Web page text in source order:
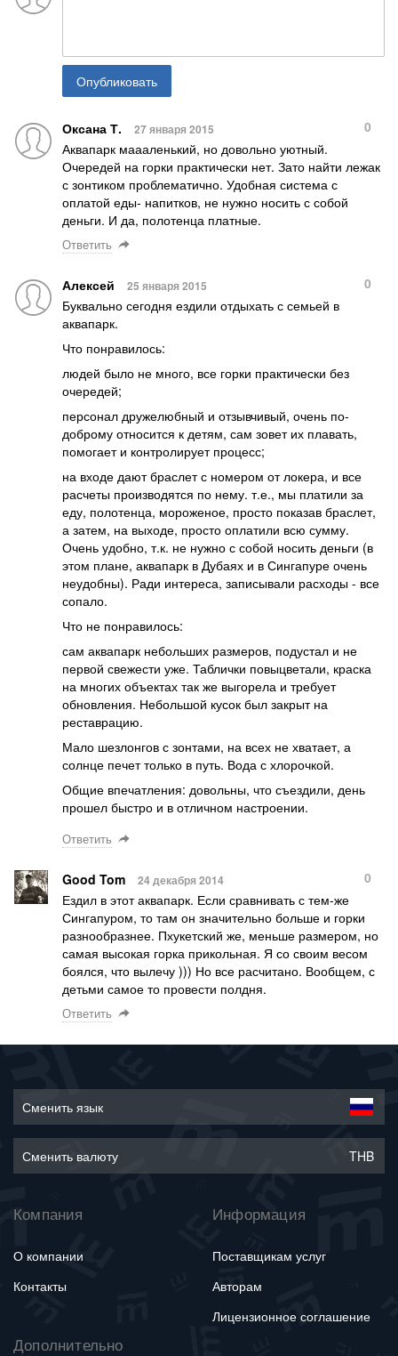
Опубликовать
Оксана Т. 27 января 2015
Аквапарк маааленький, но довольно уютный.
Очередей на горки практически нет. Зато найти лежак
с зонтиком проблематично. Удобная система с
оплатой еды- напитков, не нужно носить с собой
деньги. И да, полотенца платные.
0
Ответить
Алексей 25 января 2015
Буквально сегодня ездили отдыхать с семьей в
аквапарк.
Что понравилось:
людей было не много, все горки практически без
очередей;
персонал дружелюбный и отзывчивый, очень по-
доброму относится к детям, сам зовет их плавать,
помогает и контролирует процесс;
на входе дают браслет с номером от локера, и все
расчеты производятся по нему. т.е., мы платили за
еду, полотенца, мороженое, просто показав браслет,
а затем, на выходе, просто оплатили всю сумму.
Очень удобно, т.к. не нужно с собой носить деньги (в
этом плане, аквапарк в Дубаях и в Сингапуре очень
неудобны). Ради интереса, записывали расходы - все
сопало.
Что не понравилось:
сам аквапарк небольших размеров, подустал и не
первой свежести уже. Таблички повыцветали, краска
на многих объектах так же выгорела и требует
обновления. Небольшой кусок был закрыт на
реставрацию.
Мало шезлонгов с зонтами, на всех не хватает, а
солнце печет только в путь. Вода с хлорочкой.
Общие впечатления: довольны, что съездили, день
прошел быстро и в отличном настроении.
0
Ответить
Good Tom 24 декабря 2014
Ездил в этот аквапарк. Если сравнивать с тем-же
Сингапуром, то там он значительно больше и горки
разнообразнее. Пхукетский же, меньше размером, но
самая высокая горка прикольная. Я со своим весом
боялся, что вылечу ))) Но все расчитано. Вообщем, с
детьми самое то провести полдня.
0
Ответить
Сменить язык
Сменить валюту THB
Компания
О компании
Контакты
Информация
Поставщикам услуг
Авторам
Лицензионное соглашение
Дополнительно